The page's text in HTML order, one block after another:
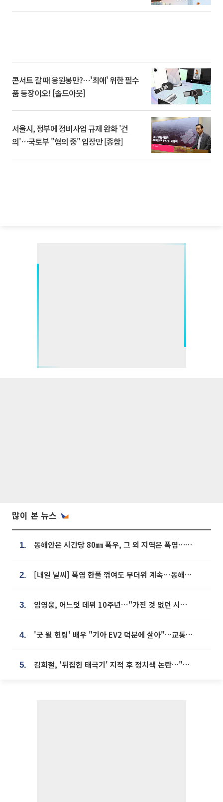
콘서트 갈 때 응원봉만?⋯'최애' 위한 필수
품 등장이오! [솔드아웃]
서울시, 정부에 정비사업 규제 완화 '건
의'⋯국토부 "협의 중" 입장만 [종합]
많이 본 뉴스
1. 동해안은 시간당 80㎜ 폭우, 그 외 지역은 폭염…‘극과 극 날씨’
2. [내일 날씨] 폭염 한풀 꺾여도 무더위 계속⋯동해안 이틀 연속 비
3. 임영웅, 어느덧 데뷔 10주년⋯"가진 것 없던 시절, 내 앞엔 20명의 팬뿐"
4. '굿 윌 헌팅' 배우 "기아 EV2 덕분에 살아"…교통사고 후 안전성 극찬
5. 김희철, '뒤집힌 태극기' 지적 후 정치색 논란…"좌우 떠나 우리나라 국기"